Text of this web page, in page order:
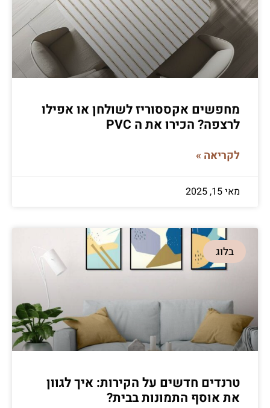
מחפשים אקססוריז לשולחן או אפילו
לרצפה? הכירו את ה PVC
לקריאה »
מאי 15, 2025
בלוג
טרנדים חדשים על הקירות: איך לגוון
את אוסף התמונות בבית?